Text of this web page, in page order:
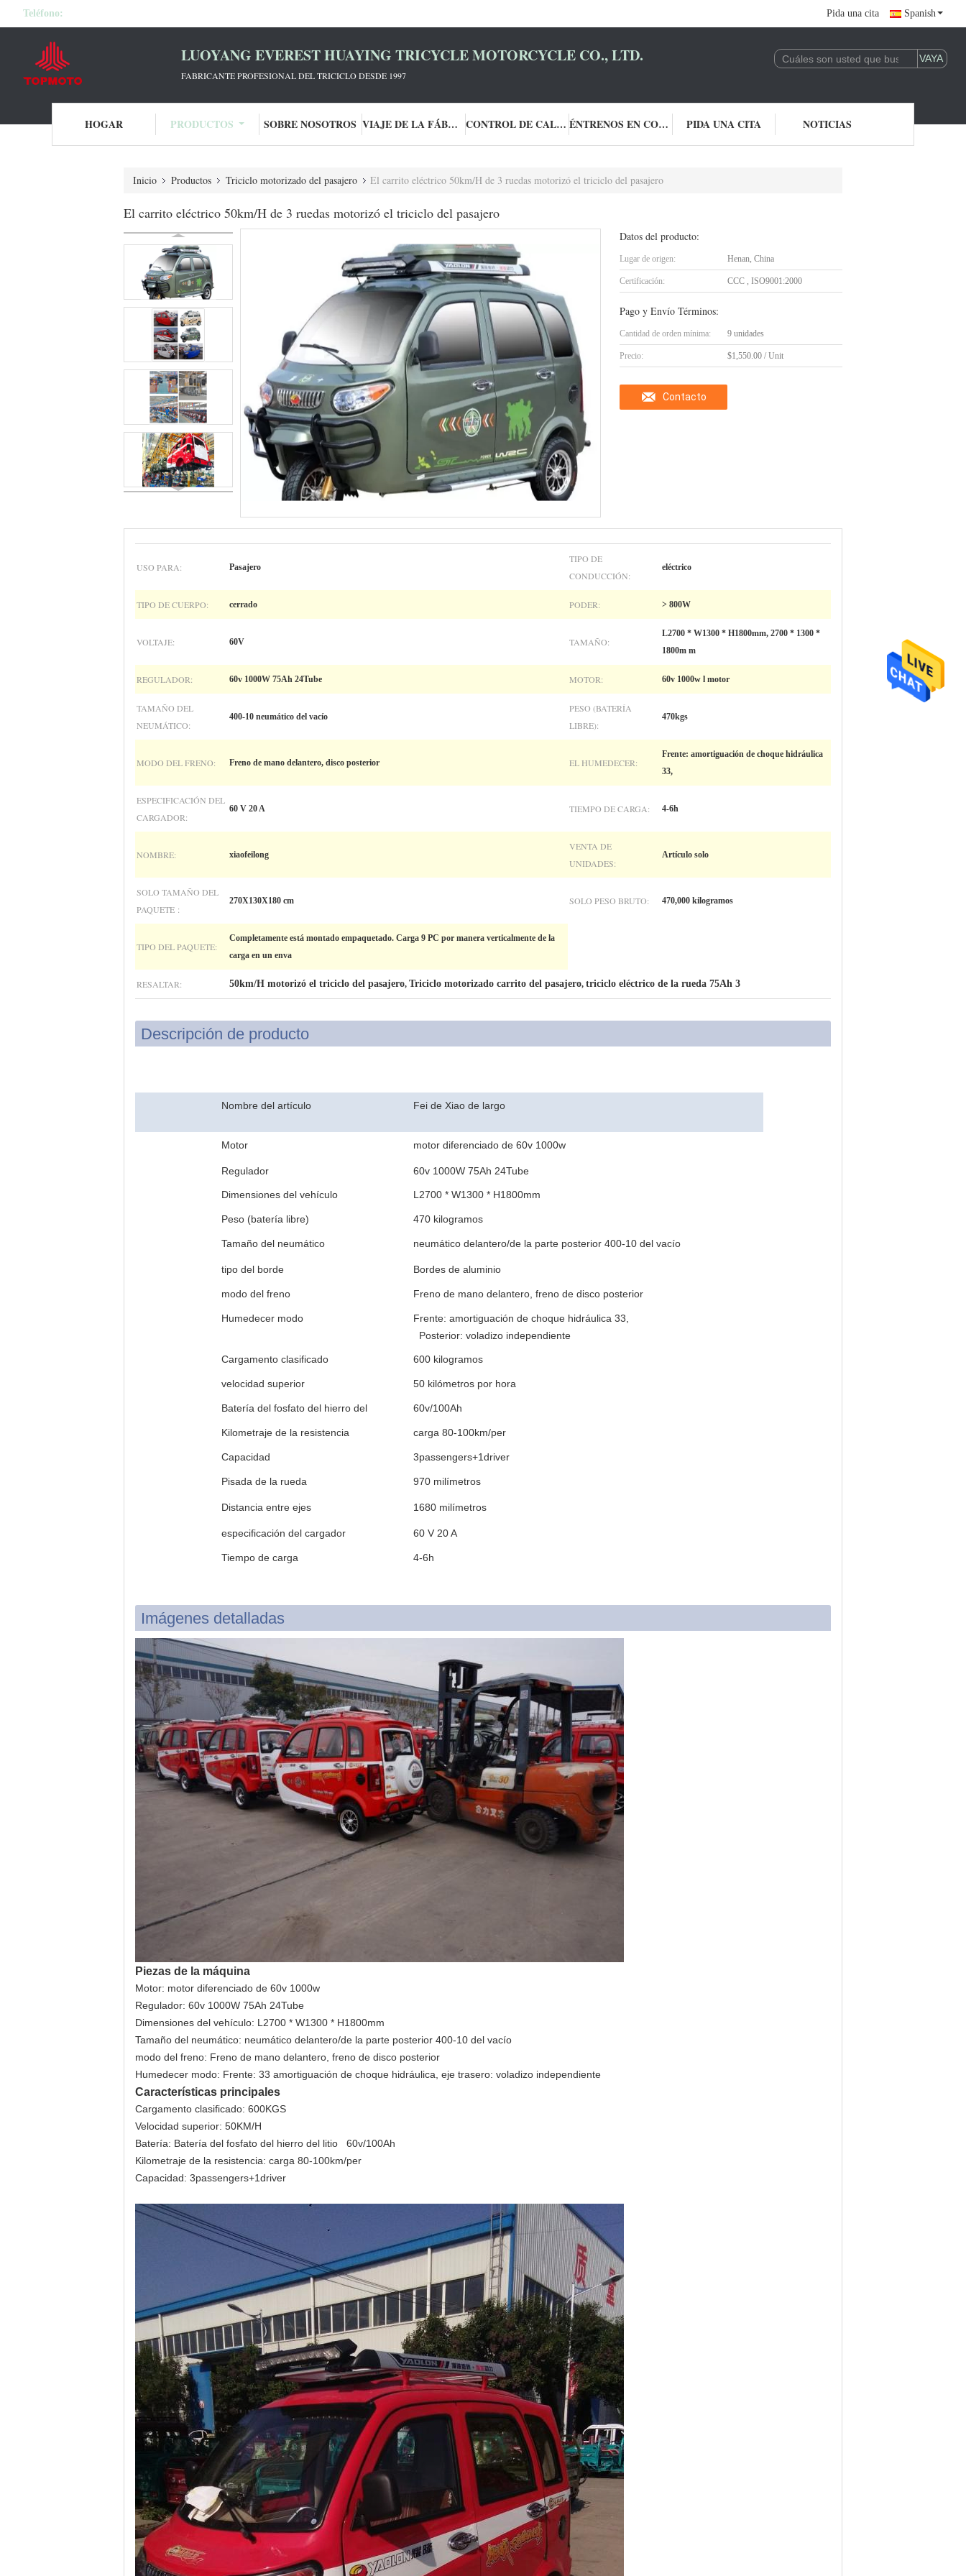
Teléfono: Pida una cita Spanish
LUOYANG EVEREST HUAYING TRICYCLE MOTORCYCLE CO., LTD.
FABRICANTE PROFESIONAL DEL TRICICLO DESDE 1997
HOGAR PRODUCTOS SOBRE NOSOTROS VIAJE DE LA FÁBRICA CONTROL DE CALIDAD ÉNTRENOS EN CONTACTO CON PIDA UNA CITA NOTICIAS
Inicio Productos Triciclo motorizado del pasajero El carrito eléctrico 50km/H de 3 ruedas motorizó el triciclo del pasajero
El carrito eléctrico 50km/H de 3 ruedas motorizó el triciclo del pasajero
Datos del producto:
Lugar de origen: Henan, China
Certificación: CCC , ISO9001:2000
Pago y Envío Términos:
Cantidad de orden mínima: 9 unidades
Precio: $1,550.00 / Unit
Contacto
USO PARA: Pasajero
TIPO DE
CONDUCCIÓN:
eléctrico
TIPO DE CUERPO: cerrado PODER: > 800W
VOLTAJE: 60V TAMAÑO:
L2700 * W1300 * H1800mm, 2700 * 1300 *
1800m m
REGULADOR: 60v 1000W 75Ah 24Tube MOTOR: 60v 1000w l motor
TAMAÑO DEL
NEUMÁTICO:
400-10 neumático del vacío
PESO (BATERÍA
LIBRE):
470kgs
MODO DEL FRENO: Freno de mano delantero, disco posterior EL HUMEDECER:
Frente: amortiguación de choque hidráulica
33,
ESPECIFICACIÓN DEL
CARGADOR:
60 V 20 A TIEMPO DE CARGA: 4-6h
NOMBRE: xiaofeilong
VENTA DE
UNIDADES:
Artículo solo
SOLO TAMAÑO DEL
PAQUETE :
270X130X180 cm SOLO PESO BRUTO: 470,000 kilogramos
TIPO DEL PAQUETE:
Completamente está montado empaquetado. Carga 9 PC por manera verticalmente de la
carga en un enva
RESALTAR: 50km/H motorizó el triciclo del pasajero, Triciclo motorizado carrito del pasajero, triciclo eléctrico de la rueda 75Ah 3
Descripción de producto
Nombre del artículo Fei de Xiao de largo
Motor motor diferenciado de 60v 1000w
Regulador 60v 1000W 75Ah 24Tube
Dimensiones del vehículo L2700 * W1300 * H1800mm
Peso (batería libre) 470 kilogramos
Tamaño del neumático neumático delantero/de la parte posterior 400-10 del vacío
tipo del borde Bordes de aluminio
modo del freno Freno de mano delantero, freno de disco posterior
Humedecer modo
Frente: amortiguación de choque hidráulica 33,
Posterior: voladizo independiente
Cargamento clasificado 600 kilogramos
velocidad superior 50 kilómetros por hora
Batería del fosfato del hierro del
60v/100Ah
Kilometraje de la resistencia carga 80-100km/per
Capacidad 3passengers+1driver
Pisada de la rueda 970 milímetros
Distancia entre ejes 1680 milímetros
especificación del cargador 60 V 20 A
Tiempo de carga 4-6h
Imágenes detalladas
Piezas de la máquina
Motor: motor diferenciado de 60v 1000w
Regulador: 60v 1000W 75Ah 24Tube
Dimensiones del vehículo: L2700 * W1300 * H1800mm
Tamaño del neumático: neumático delantero/de la parte posterior 400-10 del vacío
modo del freno: Freno de mano delantero, freno de disco posterior
Humedecer modo: Frente: 33 amortiguación de choque hidráulica, eje trasero: voladizo independiente
Características principales
Cargamento clasificado: 600KGS
Velocidad superior: 50KM/H
Batería: Batería del fosfato del hierro del litio 60v/100Ah
Kilometraje de la resistencia: carga 80-100km/per
Capacidad: 3passengers+1driver